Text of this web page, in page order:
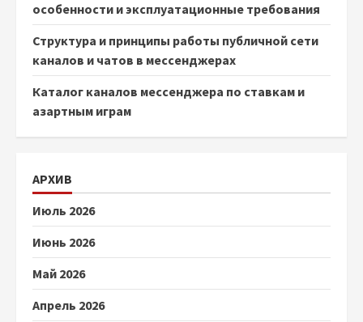
особенности и эксплуатационные требования
Структура и принципы работы публичной сети
каналов и чатов в мессенджерах
Каталог каналов мессенджера по ставкам и
азартным играм
АРХИВ
Июль 2026
Июнь 2026
Май 2026
Апрель 2026